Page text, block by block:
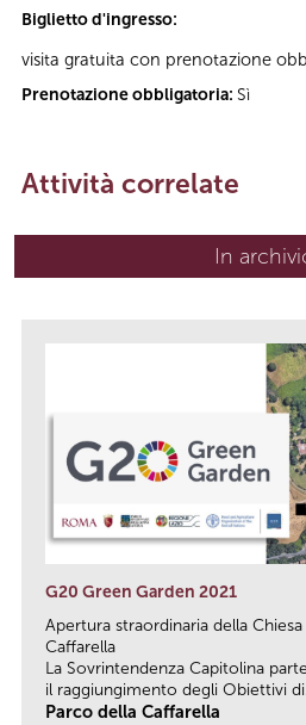
Biglietto d'ingresso:
visita gratuita con prenotazione
Prenotazione obbligatoria: Sì
Attività correlate
In
G20 Green Garden 2021
Apertura straordinaria della Chiesa
Caffarella
La Sovrintendenza Capitolina
il raggiungimento degli Obiettivi
Parco della Caffarella